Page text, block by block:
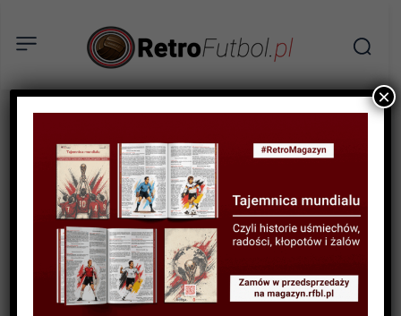
BIOGRAFIE PIŁKARZY
Helmuth Duckadam –
czarodziej czterech
jedenastek
×